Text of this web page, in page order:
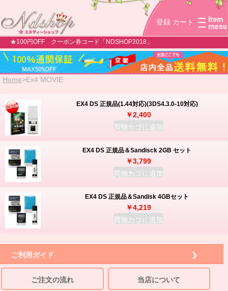
登録 カート
★100円OFF クーポン券コード「NDSHOP2018」
Home>Ex4 MOVIE
EX4 DS 正規品(1.44対応)(3DS4.3.0-10対応)
￥2,400
買物カゴに追加
EX4 DS 正規品＆Sandisck 2GB セット
￥3,799
買物カゴに追加
EX4 DS 正規品＆Sandisk 4GBセット
￥4,219
買物カゴに追加
ご利用ガイド
ご注文の流れ 当店について